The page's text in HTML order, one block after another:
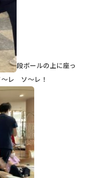
段ボールの上に座っ
ソ～レ ソ～レ！